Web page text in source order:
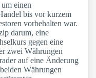
einen
bis vor kurzem
vorbehalten war.
darum, eine
gegen eine
zwei Währungen
auf eine Änderung
Währungen